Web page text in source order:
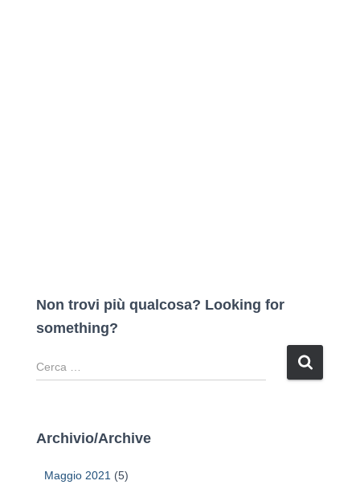
Non trovi più qualcosa? Looking for
something?
R
i
Archivio/Archive
Maggio 2021 (5)